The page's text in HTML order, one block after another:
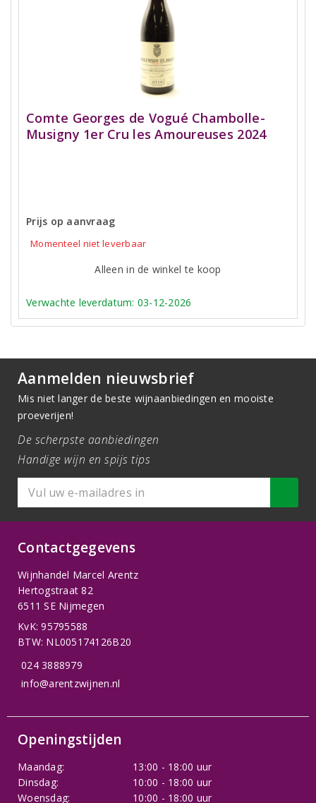
Comte Georges de Vogué Chambolle-
Musigny 1er Cru les Amoureuses 2024
Prijs op aanvraag
Momenteel niet leverbaar
Alleen in de winkel te koop
Verwachte leverdatum: 03-12-2026
Aanmelden nieuwsbrief
Mis niet langer de beste wijnaanbiedingen en mooiste
proeverijen!
De scherpste aanbiedingen
Handige wijn en spijs tips
Contactgegevens
Wijnhandel Marcel Arentz
Hertogstraat 82
6511 SE Nijmegen
KvK: 95795588
BTW: NL005174126B20
024 3888979
info@arentzwijnen.nl
Openingstijden
Maandag:
13:00 - 18:00 uur
Dinsdag:
10:00 - 18:00 uur
Woensdag:
10:00 - 18:00 uur